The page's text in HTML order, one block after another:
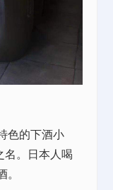
色的下酒小
名。日本人喝